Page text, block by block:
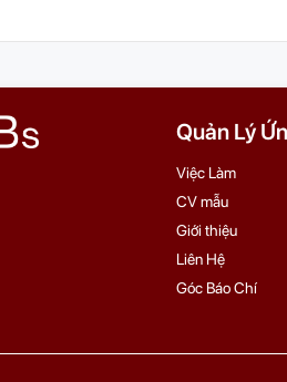
Quản Lý
Việc Làm
CV mẫu
Giới thiệu
Liên Hệ
Góc Báo Chí